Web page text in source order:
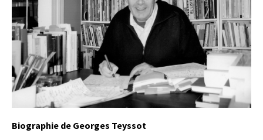
Biographie de Georges Teyssot